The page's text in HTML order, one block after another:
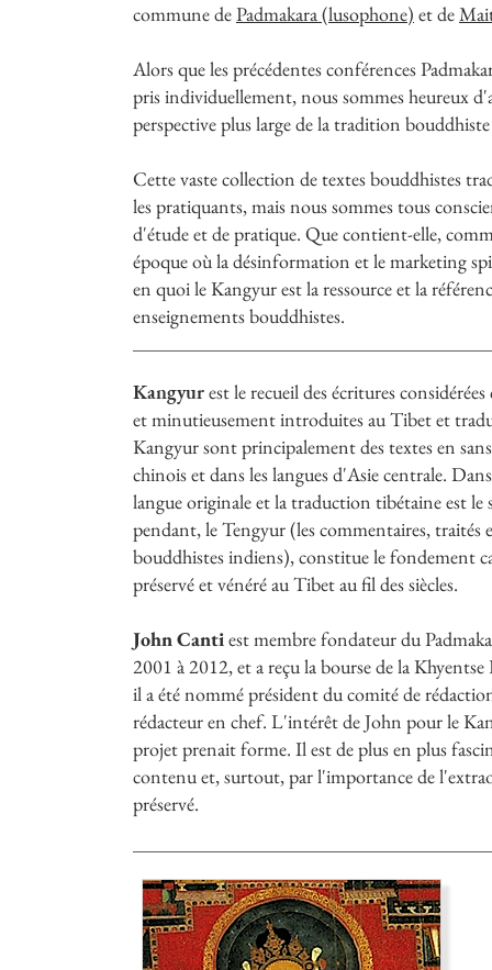
commune dePadmakara (lusophone) et de
Alors que les précédentes conférences
pris individuellement, nous sommes heureux
perspective plus large de la tradition
Cette vaste collection de textes bouddhistes
les pratiquants, mais nous sommes tous
d'étude et de pratique. Que contient-elle,
époque où la désinformation et le marketing
en quoi le Kangyur est la ressource et la
enseignements bouddhistes.
Kangyurest le recueil des écritures
et minutieusement introduites au Tibet et
Kangyur sont principalement des textes en
chinois et dans les langues d'Asie centrale.
langue originale et la traduction tibétaine est
pendant, le Tengyur (les commentaires, traités
bouddhistes indiens), constitue le fondement
préservé et vénéré au Tibet au fil des siècles.
John Cantiest membre fondateur du
2001 à 2012, et a reçu la bourse de la
il a été nommé président du comité de
rédacteur en chef. L'intérêt de John pour le
projet prenait forme. Il est de plus en plus
contenu et, surtout, par l'importance de
préservé.